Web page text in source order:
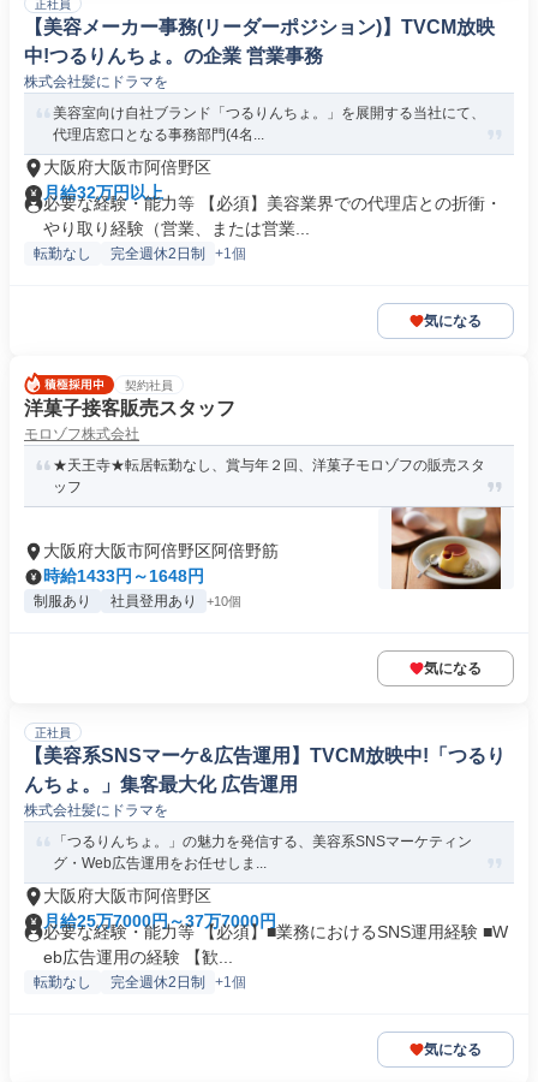
正社員
【美容メーカー事務(リーダーポジション)】TVCM放映
中!つるりんちょ。の企業 営業事務
株式会社髪にドラマを
美容室向け自社ブランド「つるりんちょ。」を展開する当社にて、
代理店窓口となる事務部門(4名...
大阪府大阪市阿倍野区
月給32万円以上
必要な経験・能力等 【必須】美容業界での代理店との折衝・
やり取り経験（営業、または営業...
転勤なし 完全週休2日制 +1個
気になる
契約社員
洋菓子接客販売スタッフ
モロゾフ株式会社
★天王寺★転居転勤なし、賞与年２回、洋菓子モロゾフの販売スタ
ッフ
大阪府大阪市阿倍野区阿倍野筋
時給1433円～1648円
制服あり 社員登用あり +10個
気になる
正社員
【美容系SNSマーケ&広告運用】TVCM放映中!「つるり
んちょ。」集客最大化 広告運用
株式会社髪にドラマを
「つるりんちょ。」の魅力を発信する、美容系SNSマーケティン
グ・Web広告運用をお任せしま...
大阪府大阪市阿倍野区
月給25万7000円～37万7000円
必要な経験・能力等 【必須】■業務におけるSNS運用経験 ■W
eb広告運用の経験 【歓...
転勤なし 完全週休2日制 +1個
気になる